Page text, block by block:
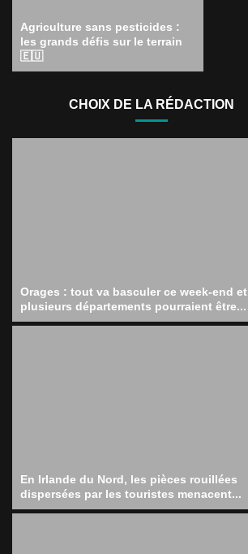
Agriculture sans pesticides :
les grands défis sur le terrain
🇪🇺
CHOIX DE LA RÉDACTION
Orages : tout va basculer ce week-end et
plusieurs départements pourraient être...
En Irlande du Nord, les pièces rouillées
dispersées par les touristes menacent...